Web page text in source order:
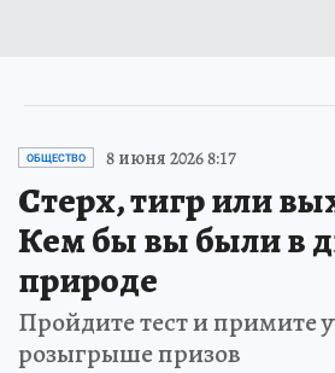
ОБЩЕСТВО 8 июня 2026 8:17
Стерх, тигр или
Кем бы вы были в
природе
Пройдите тест и примите
розыгрыше призов